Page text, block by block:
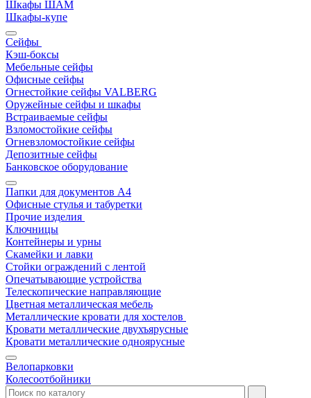
Шкафы ШАМ
Шкафы-купе
Сейфы
Кэш-боксы
Мебельные сейфы
Офисные сейфы
Огнестойкие сейфы VALBERG
Оружейные сейфы и шкафы
Встраиваемые сейфы
Взломостойкие сейфы
Огневзломостойкие сейфы
Депозитные сейфы
Банковское оборудование
Папки для документов A4
Офисные стулья и табуретки
Прочие изделия
Ключницы
Контейнеры и урны
Скамейки и лавки
Стойки ограждений с лентой
Опечатывающие устройства
Телескопические направляющие
Цветная металлическая мебель
Металлические кровати для хостелов
Кровати металлические двухъярусные
Кровати металлические одноярусные
Велопарковки
Колесоотбойники